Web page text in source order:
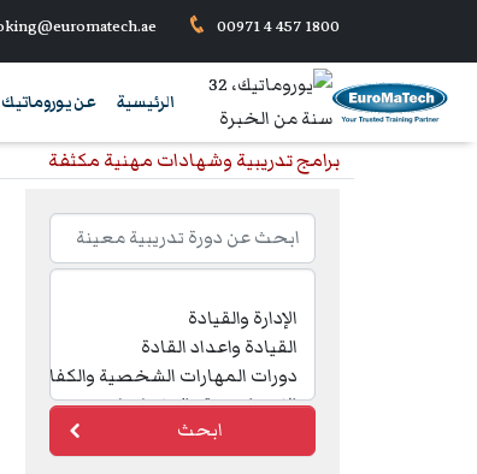
00971 4 457 1800
الرئيسية عن يوروماتيك
برامج تدريبية وشهادات مهنية مكثفة
ابحث